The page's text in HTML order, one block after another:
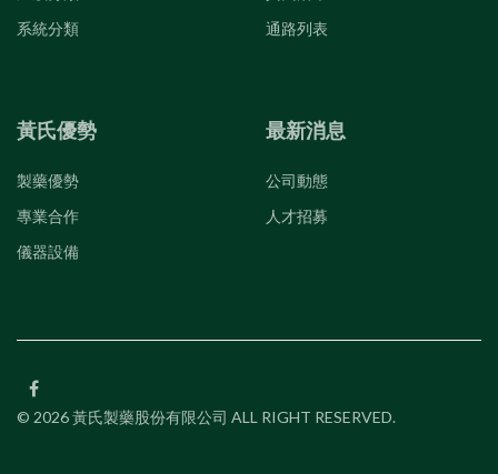
系統分類
通路列表
黃氏優勢
製藥優勢
專業合作
儀器設備
最新消息
公司動態
人才招募
© 2026 黃氏製藥股份有限公司 ALL RIGHT RESERVED.